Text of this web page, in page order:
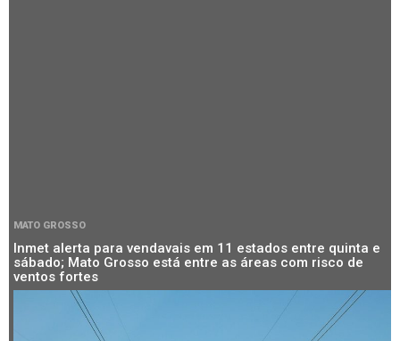
MATO GROSSO
Inmet alerta para vendavais em 11 estados entre quinta e
sábado; Mato Grosso está entre as áreas com risco de
ventos fortes